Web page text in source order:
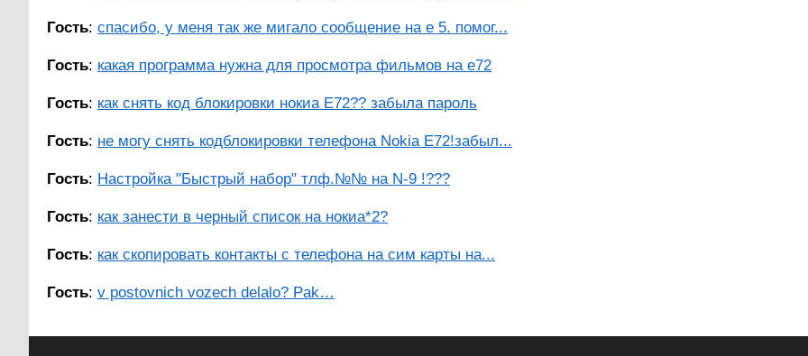
Гость: спасибо, у меня так же мигало сообщение на е 5. помог...
Гость: какая программа нужна для просмотра фильмов на е72
Гость: как снять код блокировки нокиа Е72?? забыла пароль
Гость: не могу снять кодблокировки телефона Nokia E72!забыл...
Гость: Настройка "Быстрый набор" тлф.№№ на N-9 !???
Гость: как занести в черный список на нокиа*2?
Гость: как скопировать контакты с телефона на сим карты на...
Гость: v postovnich vozech delalo? Pak…